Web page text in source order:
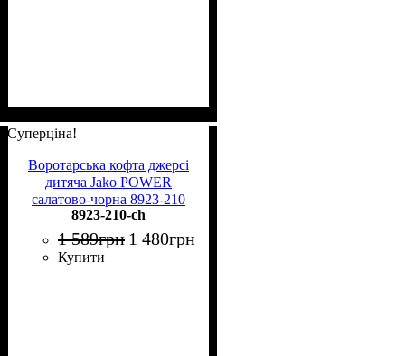
Суперціна!
Воротарська кофта джерсі
дитяча Jako POWER
салатово-чорна 8923-210
8923-210-ch
1 589грн 1 480грн
Купити